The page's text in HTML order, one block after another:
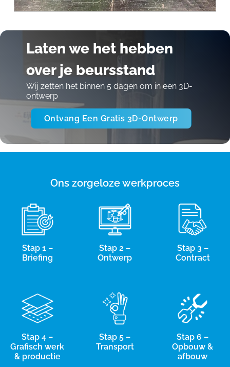
Laten we het hebben
over je beursstand
Wij zetten het binnen 5 dagen om in een 3D-
ontwerp
Ontvang Een Gratis 3D-Ontwerp
Ons zorgeloze werkproces
Stap 1 –
Briefing
Stap 2 –
Ontwerp
Stap 3 –
Contract
Stap 4 –
Grafisch werk
& productie
Stap 5 –
Transport
Stap 6 –
Opbouw &
afbouw